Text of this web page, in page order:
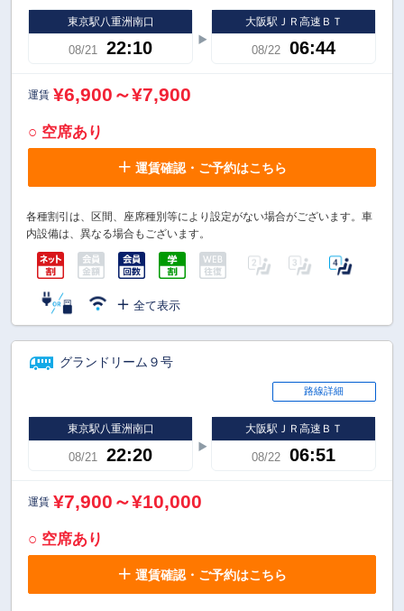
東京駅八重洲南口
08/21 22:10
大阪駅ＪＲ高速ＢＴ
08/22 06:44
運賃 ¥6,900～¥7,900
○ 空席あり
運賃確認・ご予約はこちら
各種割引は、区間、座席種別等により設定がない場合がございます。車
内設備は、異なる場合もございます。
全て表示
グランドリーム９号
路線詳細
東京駅八重洲南口
08/21 22:20
大阪駅ＪＲ高速ＢＴ
08/22 06:51
運賃 ¥7,900～¥10,000
○ 空席あり
運賃確認・ご予約はこちら